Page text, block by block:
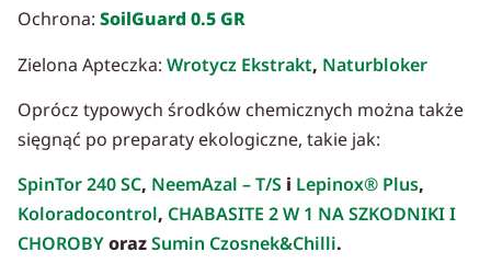
Ochrona: SoilGuard 0.5 GR
Zielona Apteczka: Wrotycz Ekstrakt, Naturbloker
Oprócz typowych środków chemicznych można także
sięgnąć po preparaty ekologiczne, takie jak:
SpinTor 240 SC, NeemAzal – T/S i Lepinox® Plus,
Koloradocontrol, CHABASITE 2 W 1 NA SZKODNIKI I
CHOROBYorazSumin Czosnek&Chilli.